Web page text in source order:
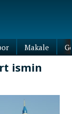
Makale
ismin